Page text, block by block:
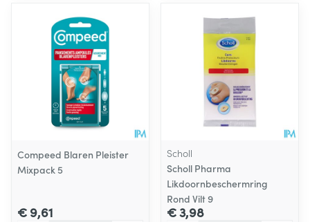
Compeed Blaren Pleister
Mixpack 5
€ 9,61
Scholl
Scholl Pharma
Likdoornbeschermring
Rond Vilt 9
€ 3,98